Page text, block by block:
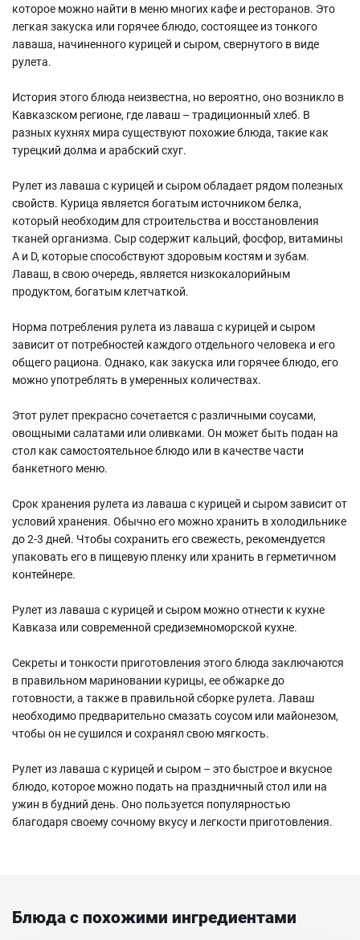
которое можно найти в меню многих кафе и ресторанов. Это
легкая закуска или горячее блюдо, состоящее из тонкого
лаваша, начиненного курицей и сыром, свернутого в виде
рулета.
История этого блюда неизвестна, но вероятно, оно возникло в
Кавказском регионе, где лаваш – традиционный хлеб. В
разных кухнях мира существуют похожие блюда, такие как
турецкий долма и арабский схуг.
Рулет из лаваша с курицей и сыром обладает рядом полезных
свойств. Курица является богатым источником белка,
который необходим для строительства и восстановления
тканей организма. Сыр содержит кальций, фосфор, витамины
А и D, которые способствуют здоровым костям и зубам.
Лаваш, в свою очередь, является низкокалорийным
продуктом, богатым клетчаткой.
Норма потребления рулета из лаваша с курицей и сыром
зависит от потребностей каждого отдельного человека и его
общего рациона. Однако, как закуска или горячее блюдо, его
можно употреблять в умеренных количествах.
Этот рулет прекрасно сочетается с различными соусами,
овощными салатами или оливками. Он может быть подан на
стол как самостоятельное блюдо или в качестве части
банкетного меню.
Срок хранения рулета из лаваша с курицей и сыром зависит от
условий хранения. Обычно его можно хранить в холодильнике
до 2-3 дней. Чтобы сохранить его свежесть, рекомендуется
упаковать его в пищевую пленку или хранить в герметичном
контейнере.
Рулет из лаваша с курицей и сыром можно отнести к кухне
Кавказа или современной средиземноморской кухне.
Секреты и тонкости приготовления этого блюда заключаются
в правильном мариновании курицы, ее обжарке до
готовности, а также в правильной сборке рулета. Лаваш
необходимо предварительно смазать соусом или майонезом,
чтобы он не сушился и сохранял свою мягкость.
Рулет из лаваша с курицей и сыром – это быстрое и вкусное
блюдо, которое можно подать на праздничный стол или на
ужин в будний день. Оно пользуется популярностью
благодаря своему сочному вкусу и легкости приготовления.
Блюда с похожими ингредиентами